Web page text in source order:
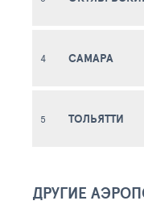
4 САМАРА
5 ТОЛЬЯТТИ
ДРУГИЕ